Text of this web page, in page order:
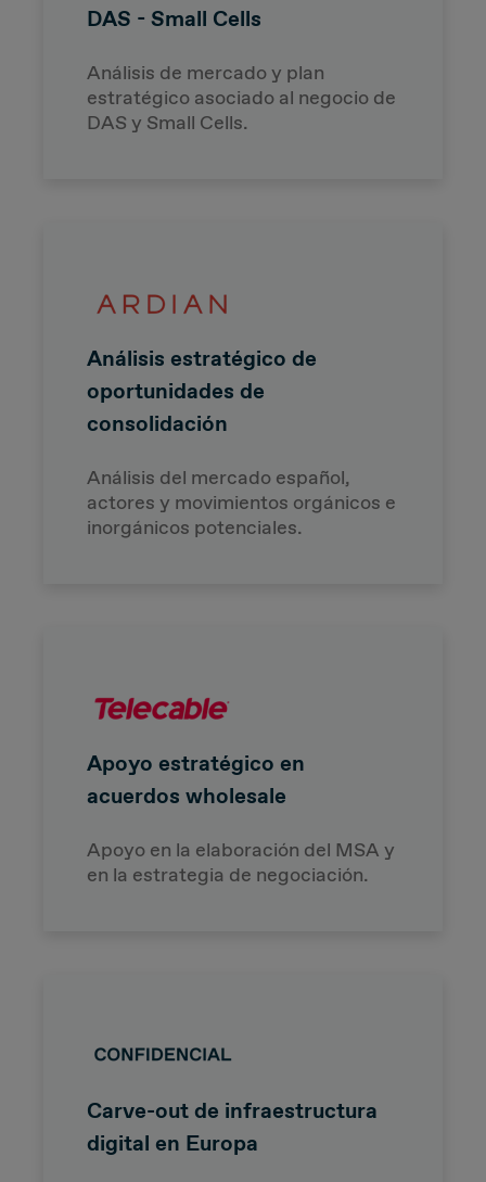
DAS - Small Cells
Análisis de mercado y plan
estratégico asociado al negocio de
DAS y Small Cells.
Análisis estratégico de
oportunidades de
consolidación
Análisis del mercado español,
actores y movimientos orgánicos e
inorgánicos potenciales.
Apoyo estratégico en
acuerdos wholesale
Apoyo en la elaboración del MSA y
en la estrategia de negociación.
Carve-out de infraestructura
digital en Europa